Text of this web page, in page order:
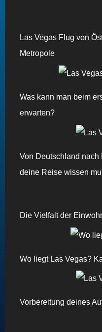
Las Vegas Flug von
Metropole
Was kann man beim
erwarten?
Von Deutschland nach
deine Reise wissen
Die Vielfalt der
Wo liegt Las Vegas?
Vorbereitung deines